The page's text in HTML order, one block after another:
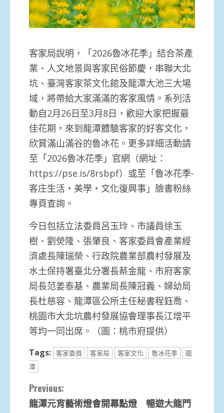
客家局說明，「2026魯冰花季」結合茶產
業、人文地景與客家民俗節慶，串聯大北
坑、臺灣客家茶文化館及龍潭大池三大場
域，將帶給大家滿滿的客家風情。系列活
動自2月26日至3月8日，歡迎大家把握最
佳花期，來到龍潭體驗客家的好客文化，
欣賞滿山滿谷的魯冰花。更多詳細活動請
至「2026魯冰花季」官網（網址：
https://pse.is/8rsbpf）或至「魯冰花季-
客庄生活・美學・文化復興事」臉書粉絲
專頁查詢。
今日包括立法委員呂玉玲、市議員徐玉
樹、劉熒隆、張肇良、客家委員會產業經
濟處長陳瑞榮、行政院農業部農村發展及
水土保持署臺北分署長蔡金龍、市府客家
局長范姜泰基、農業局長陳冠義、婦幼局
長杜慈容、龍潭區公所主任秘書程鈺喬、
桃園市大北坑農村發展協會理事長江增平
等均一同出席。（圖：桃市府提供）
Tags: 客家委員 客家局 客家文化 魯冰花季
龍
潭
Continue
Previous:
龍潭元宵藝術燈會開幕點燈 暢遊大龍門